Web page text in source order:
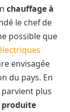
chauffage à
le chef de
possible que
envisagée
du pays. En
plus
produite